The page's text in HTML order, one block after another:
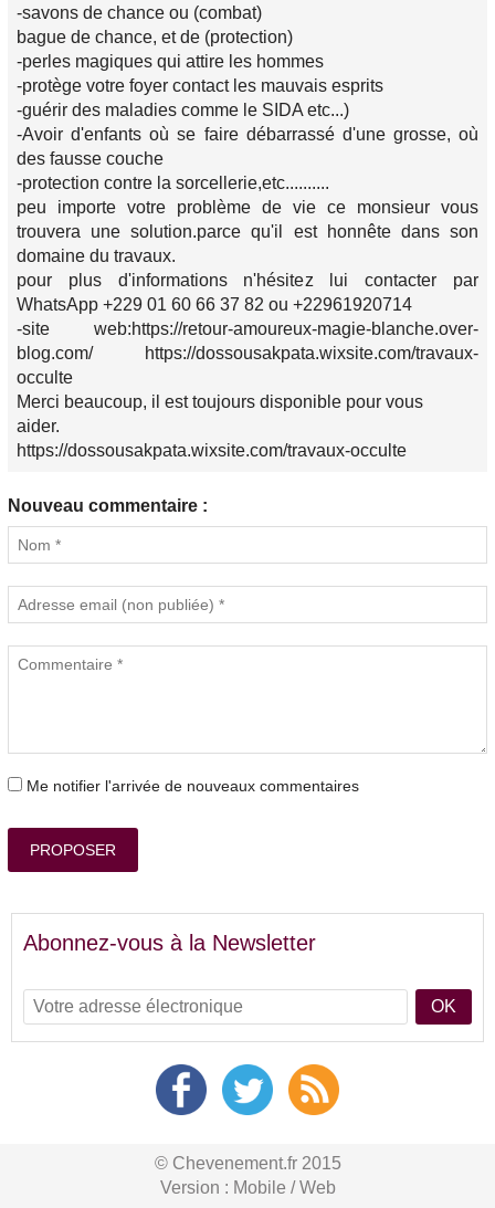
-savons de chance ou (combat)
bague de chance, et de (protection)
-perles magiques qui attire les hommes
-protège votre foyer contact les mauvais esprits
-guérir des maladies comme le SIDA etc...)
-Avoir d'enfants où se faire débarrassé d'une grosse, où
des fausse couche
-protection contre la sorcellerie,etc..........
peu importe votre problème de vie ce monsieur vous
trouvera une solution.parce qu'il est honnête dans son
domaine du travaux.
pour plus d'informations n'hésitez lui contacter par
WhatsApp +229 01 60 66 37 82 ou +22961920714
-site web:https://retour-amoureux-magie-blanche.over-
blog.com/ https://dossousakpata.wixsite.com/travaux-
occulte
Merci beaucoup, il est toujours disponible pour vous
aider.
https://dossousakpata.wixsite.com/travaux-occulte
Nouveau commentaire :
Me notifier l'arrivée de nouveaux commentaires
PROPOSER
Abonnez-vous à la Newsletter
OK
© Chevenement.fr 2015
Version : Mobile /Web